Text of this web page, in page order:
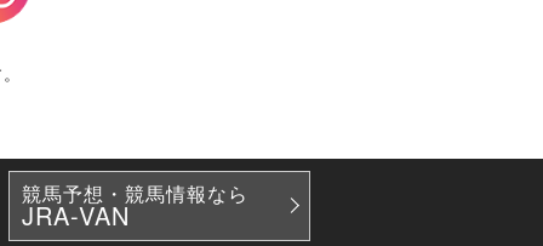
競馬予想・競馬情報なら
JRA-VAN